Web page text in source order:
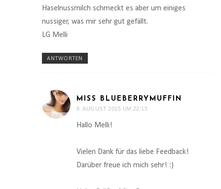
Haselnussmilch schmeckt es aber um einiges
nussiger, was mir sehr gut gefällt.
LG Melli
ANTWORTEN
MISS BLUEBERRYMUFFIN
8. AUGUST 2015 UM 22:15
Hallo Melli!
Vielen Dank für das liebe Feedback!
Darüber freue ich mich sehr! :)